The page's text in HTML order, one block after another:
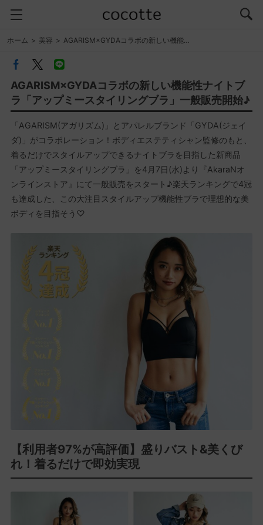
ホーム 美容 AGARISM×GYDAコラボの新しい機能…
AGARISM×GYDAコラボの新しい機能性ナイトブ
ラ「アップミースタイリングブラ」一般販売開始♪
「AGARISM(アガリズム)」とアパレルブランド「GYDA(ジェイ
ダ)」がコラボレーション！ボディエステティシャン監修のもと、
着るだけでスタイルアップできるナイトブラを目指した新商品
「アップミースタイリングブラ」を4月7日(水)より『AkaraNオ
ンラインストア』にて一般販売をスタート♪楽天ランキングで4冠
も達成した、この大注目スタイルアップ機能性ブラで理想的な美
ボディを目指そう♡
【利用者97%が高評価】盛りバスト&美くび
れ！着るだけで即効実現